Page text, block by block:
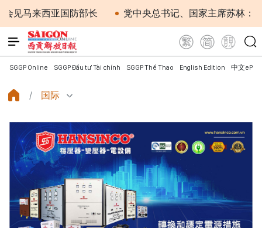
来西亚国防部长 党中央总书记、国家主席苏林：越南
SGGP Online SGGP Đầu tư Tài chính SGGP Thể Thao English Edition 中文
国际